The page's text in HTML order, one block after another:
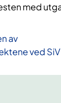
med
av
ved SiV